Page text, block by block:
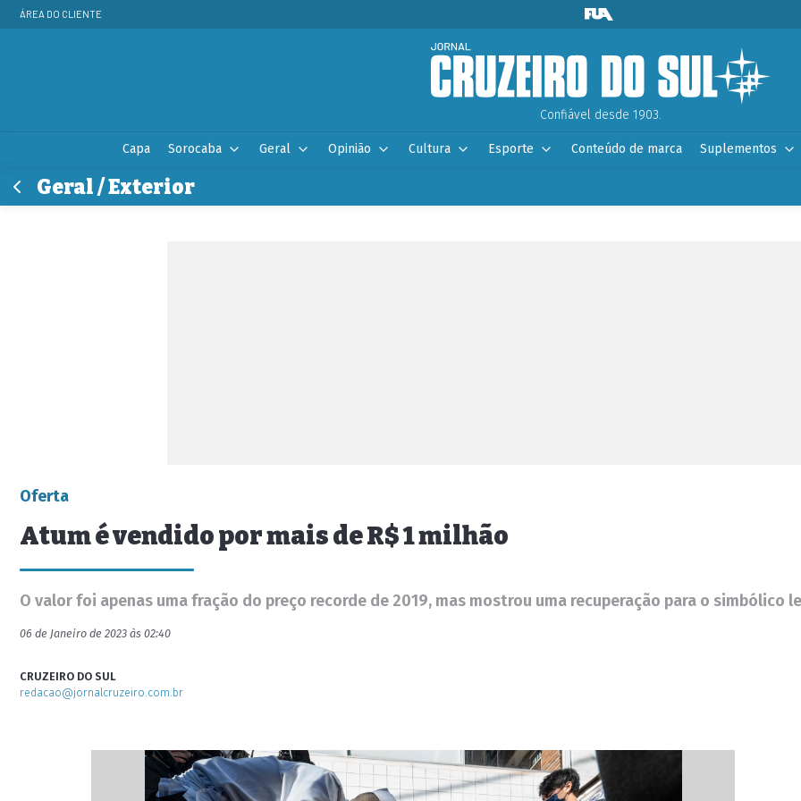
ÁREA DO CLIENTE
Confiável desde 1903.
Capa Sorocaba Geral Opinião Cultura Esporte Conteúdo de marca Suplementos
Geral / Exterior
Oferta
Atum é vendido por mais de R$ 1 milhão
O valor foi apenas uma fração do preço recorde de 2019, mas mostrou uma recuperação para o simbólico
06 de Janeiro de 2023 às 02:40
CRUZEIRO DO SUL
redacao@jornalcruzeiro.com.br